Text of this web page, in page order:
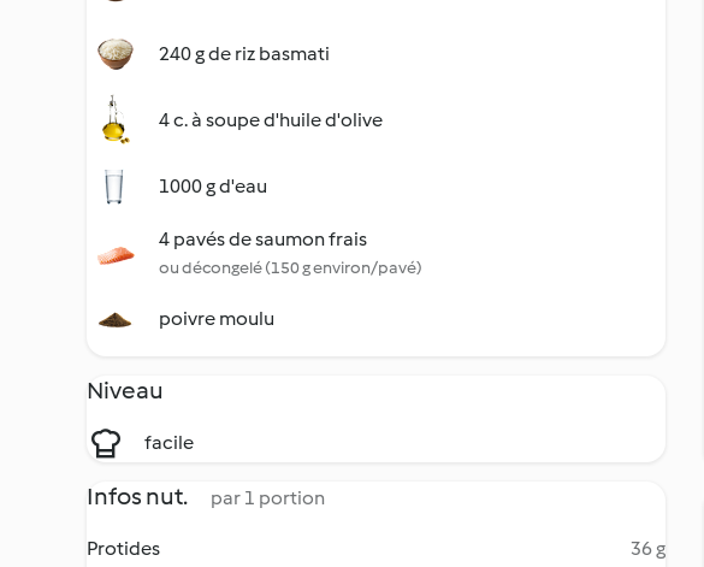
240 g de riz basmati
4 c. à soupe d'huile d'olive
1000 g d'eau
4 pavés de saumon frais
ou décongelé (150 g environ/pavé)
poivre moulu
Niveau
facile
Infos nut. par 1 portion
Protides
36 g